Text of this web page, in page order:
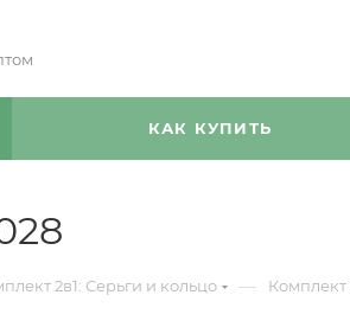
КАК КУПИТЬ
2в1: Серьги и кольцо — Комплект